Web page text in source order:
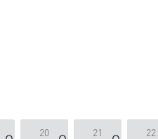
20 21 22